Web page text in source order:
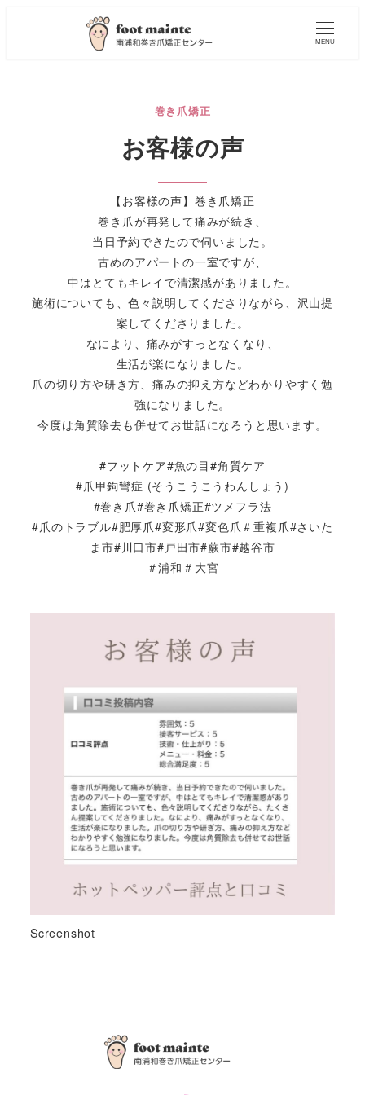
MENU
巻き爪矯正
お客様の声
【お客様の声】巻き爪矯正
巻き爪が再発して痛みが続き、
当日予約できたので伺いました。
古めのアパートの一室ですが、
中はとてもキレイで清潔感がありました。
施術についても、色々説明してくださりながら、沢山提
案してくださりました。
なにより、痛みがすっとなくなり、
生活が楽になりました。
爪の切り方や研き方、痛みの抑え方などわかりやすく勉
強になりました。
今度は角質除去も併せてお世話になろうと思います。
#フットケア#魚の目#角質ケア
#爪甲鉤彎症 (そうこうこうわんしょう)
#巻き爪#巻き爪矯正#ツメフラ法
#爪のトラブル#肥厚爪#変形爪#変色爪＃重複爪#さいた
ま市#川口市#戸田市#蕨市#越谷市
＃浦和＃大宮
Screenshot